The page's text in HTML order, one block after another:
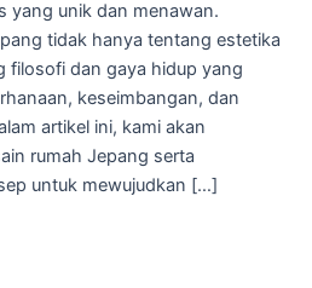
yang unik dan menawan.
tidak hanya tentang estetika
filosofi dan gaya hidup yang
keseimbangan, dan
artikel ini, kami akan
rumah Jepang serta
untuk mewujudkan […]